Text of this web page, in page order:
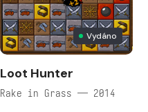
Vydáno
Loot Hunter
Rake in Grass — 2014